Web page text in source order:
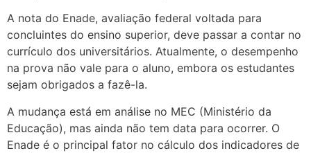
A nota do Enade, avaliação federal voltada para
concluintes do ensino superior, deve passar a contar no
currículo dos universitários. Atualmente, o desempenho
na prova não vale para o aluno, embora os estudantes
sejam obrigados a fazê-la.
A mudança está em análise no MEC (Ministério da
Educação), mas ainda não tem data para ocorrer. O
Enade é o principal fator no cálculo dos indicadores de